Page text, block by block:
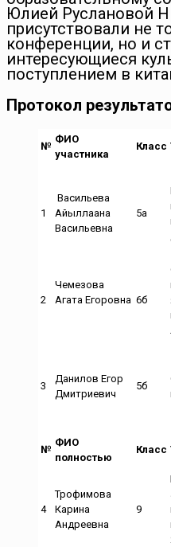
Юлией Руслановой
присутствовали не
конференции, но и
интересующиеся
поступлением в
Протокол
№
ФИО
участника
Класс
1
Васильева
Айыллаана
Васильевна
5а
2
Чемезова
Агата Егоровна 6б
3
Данилов Егор
Дмитриевич
5б
№
ФИО
полностью
Класс
4
Трофимова
Карина
Андреевна
9